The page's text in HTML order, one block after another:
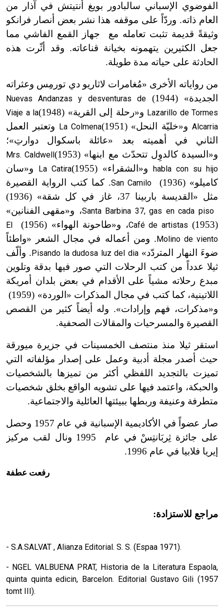
الفوضوي الإسباني سالبادور بويغ أنتيتش في آذار من
العام ذاته. وردّاً على موقفه هذا نشر بعض أنصار فرانكو
وثيقةً قديمة تثبت تعامله مع جهاز القمع الفاشي مما
جعل الكثيرين يتهمونه بخيانة قناعاته. وقد أثّرت هذه
الحادثة على حياته مدة طويلة.
من رواياته الأخرى «مُغامرات لاثاريو دي تورمِس وعثراته
الجديدة» (1944)
Nuevas Andanzas y desventuras de
Lazarillo de Tormes و«رحلة إلى القرية» (1948)
Viaje a la
Alcarriaو«خليّة النحل» (1951)
La Colmena
وتعتبر العمل
الثاني في أهميته بعد «عائلة باسكوال دوارتِ»؛
و« السيدة كالدوِل تتحدّث مع ابنها» (1953)
Mrs. Caldwell
habla con su hijo
و« الشقراء» (1955)
La Catira و«سان
كاميلو» (1936)
San Camilo. كما كتب الرواية القصيرة
مثل «القديسة باربينا 37، غاز في كل شقة»
(1936)
Santa Barbina 37, gas en cada piso، و«مقهى الفنانين»
(1953)
Café de artistas، و«طاحونة الهواء» (1956)
El
Molino de viento . ومن أعماله في مجال الشعر «واطئاً
ضوءَ النهار المتردّد»Pisando la dudosa luz del dia . وألّف
ثيلا عدداً من كتب الرحلات التي صور فيها بدقة وتلوين
مبدع رحلاته مشياً على الأقدام في بعض بلدان أمريكة
اللاتينية، كما كتب في مجال المذكرات « الوردة» (1959)
و«مذكرات، فهم وإرادات». وله أيضاً كثير من القصص
القصيرة والمسرحيات والمقالات الصحفية.
استقر ثيلا منذ منتصف الخمسينات في جزيرة ميورقة
حيث أصدر مجلة أدبية وعمل على إصدار مؤلفاته التي
تميزت بالتجديد اللفظي أكثر من تميزها بالشخصيات
والحبكة، واعتمد فيها على تشويه الواقع بخلق شخصيات
متطرفة وعنيفة وربطها ببيئتها العائلية والاجتماعية.
صار عضواً في الأكاديمية الإسبانية في عام 1957 وحصل
على جائزة ثِربَانتِسْ في عام 1995 ونال لقب مركيز
إيريا فلابيا في عام 1996.
رفعت عطفة
مراجع للاستزادة:
- S.A.SALVAT , Alianza Editorial. S. S. (Espaa 1971).
- NGEL VALBUENA PRAT, Historia de la Literatura Espaola,
quinta quinta edicin, Barcelon. Editorial Gustavo Gili (1957
tomt III).